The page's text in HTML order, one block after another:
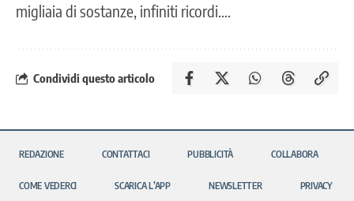
migliaia di sostanze, infiniti ricordi….
Condividi questo articolo
REDAZIONE CONTATTACI PUBBLICITÀ COLLABORA
COME VEDERCI SCARICA L’APP NEWSLETTER PRIVACY